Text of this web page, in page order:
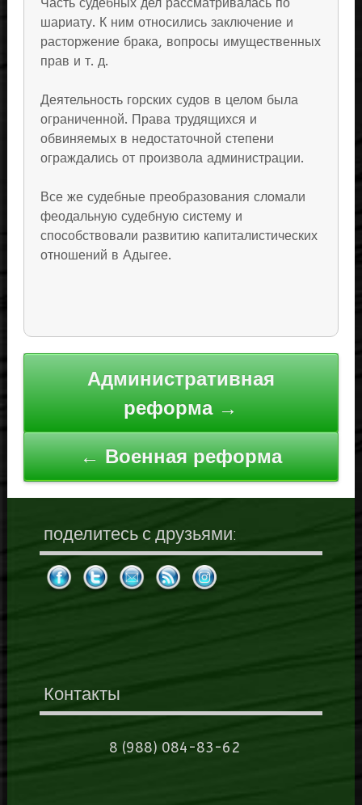
Часть судебных дел рассматривалась по
шариату. К ним относились заключение и
расторжение брака, вопросы имущественных
прав и т. д.
Деятельность горских судов в целом была
ограниченной. Права трудящихся и
обвиняемых в недостаточной степени
ограждались от произвола администрации.
Все же судебные преобразования сломали
феодальную судебную систему и
способствовали развитию капиталистических
отношений в Адыгее.
Навигация
по
записям
Административная
реформа →
← Военная реформа
поделитесь с друзьями:
Контакты
8 (988) 084-83-62